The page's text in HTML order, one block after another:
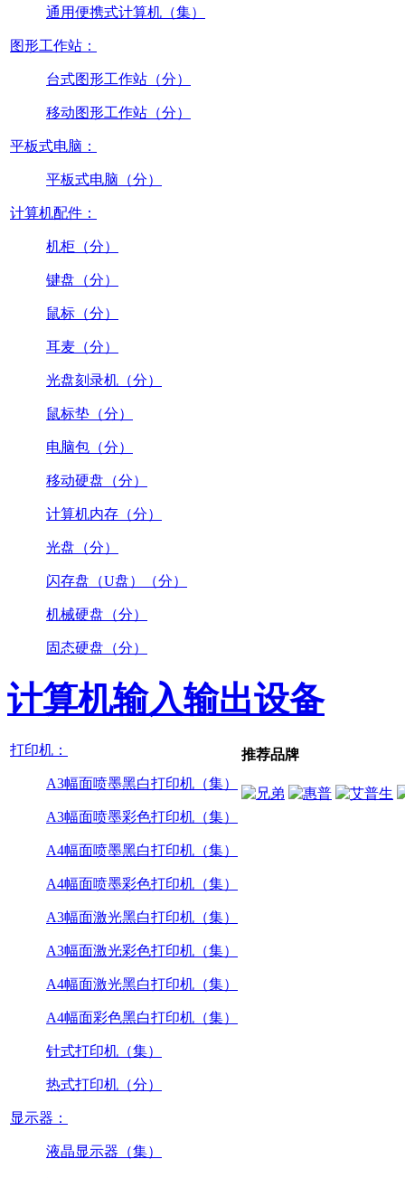
通用便携式计算机（集）
图形工作站：
台式图形工作站（分）
移动图形工作站（分）
平板式电脑：
平板式电脑（分）
计算机配件：
机柜（分）
键盘（分）
鼠标（分）
耳麦（分）
光盘刻录机（分）
鼠标垫（分）
电脑包（分）
移动硬盘（分）
计算机内存（分）
光盘（分）
闪存盘（U盘）（分）
机械硬盘（分）
固态硬盘（分）
计算机输入输出设备
打印机：
A3幅面喷墨黑白打印机（集）
A3幅面喷墨彩色打印机（集）
A4幅面喷墨黑白打印机（集）
A4幅面喷墨彩色打印机（集）
A3幅面激光黑白打印机（集）
A3幅面激光彩色打印机（集）
A4幅面激光黑白打印机（集）
A4幅面彩色黑白打印机（集）
针式打印机（集）
热式打印机（分）
显示器：
液晶显示器（集）
推荐品牌